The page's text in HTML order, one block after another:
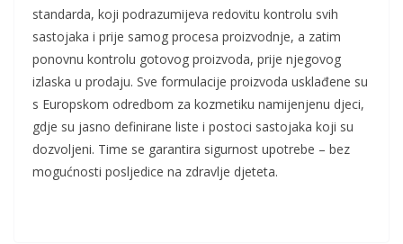
standarda, koji podrazumijeva redovitu kontrolu svih
sastojaka i prije samog procesa proizvodnje, a zatim
ponovnu kontrolu gotovog proizvoda, prije njegovog
izlaska u prodaju. Sve formulacije proizvoda usklađene su
s Europskom odredbom za kozmetiku namijenjenu djeci,
gdje su jasno definirane liste i postoci sastojaka koji su
dozvoljeni. Time se garantira sigurnost upotrebe – bez
mogućnosti posljedice na zdravlje djeteta.